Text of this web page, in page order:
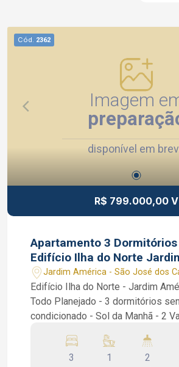
Cód. 2362
Imagem
disponível em
R$ 799.000,00 V
Apartamento 3
Edifício Ilha do Norte
SJC SP Vaga Coberta
Jardim América - São José dos
Edifício Ilha do Norte - Jardim
Todo Planejado - 3 dormitórios
condicionado - Sol da Manhã - 2
1 suíte, Sala 2 ambientes, Sacada,
Social, Cozinha planejada, área de
3 1 2